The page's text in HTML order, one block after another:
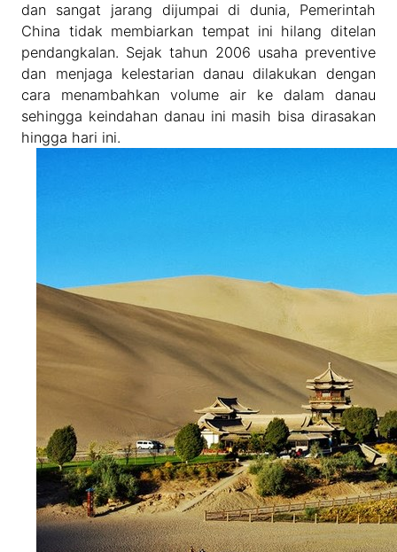
dan sangat jarang dijumpai di dunia, Pemerintah
China tidak membiarkan tempat ini hilang ditelan
pendangkalan. Sejak tahun 2006 usaha preventive
dan menjaga kelestarian danau dilakukan dengan
cara menambahkan volume air ke dalam danau
sehingga keindahan danau ini masih bisa dirasakan
hingga hari ini.